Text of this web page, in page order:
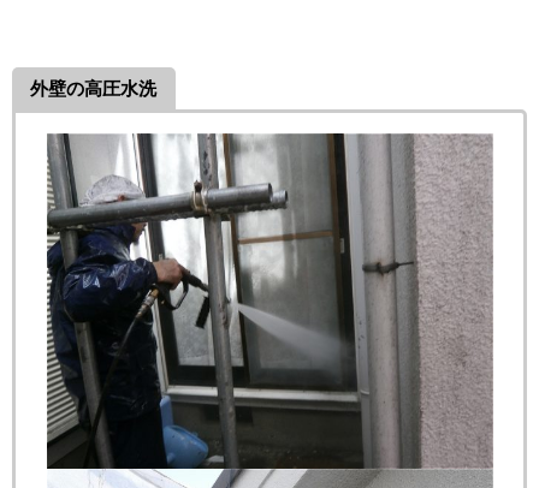
外壁の高圧水洗